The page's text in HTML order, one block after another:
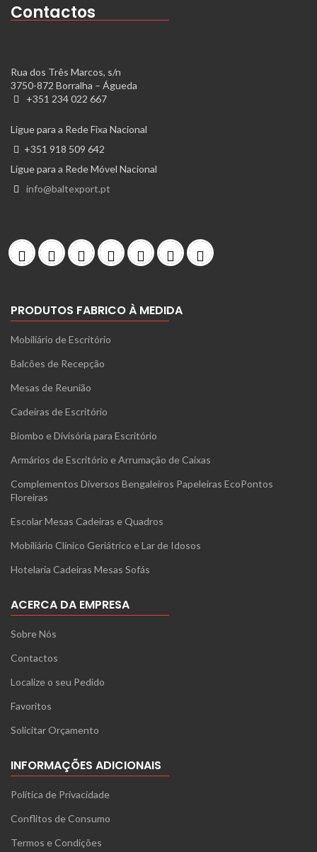
Contactos
Rua dos Três Marcos, s/n
3750-872 Borralha – Águeda
+351 234 022 667
Ligue para a Rede Fixa Nacional
+351 918 509 642
Ligue para a Rede Móvel Nacional
info@baltexport.pt
PRODUTOS FABRICO À MEDIDA
Mobiliário de Escritório
Balcões de Recepção
Mesas de Reunião
Cadeiras de Escritório
Biombo e Divisória para Escritório
Armários de Escritório e Arrumação de Caixas
Complementos Diversos Bengaleiros Papeleiras EcoPontos
Floreiras
Escolar Mesas Cadeiras e Quadros
Mobiliário Clínico Geriátrico e Lar de Idosos
Hotelaria Cadeiras Mesas Sofás
ACERCA DA EMPRESA
Sobre Nós
Contactos
Localize o seu Pedido
Favoritos
Solicitar Orçamento
INFORMAÇÕES ADICIONAIS
Política de Privacidade
Conflitos de Consumo
Termos e Condições